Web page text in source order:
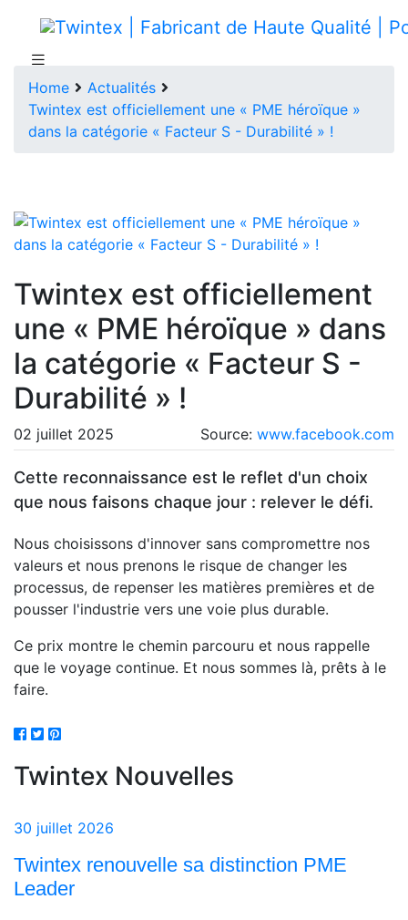
Home
Actualités
Twintex est officiellement une « PME héroïque »
dans la catégorie « Facteur S - Durabilité » !
Twintex est officiellement
une « PME héroïque » dans
la catégorie « Facteur S -
Durabilité » !
02 juillet 2025 Source: www.facebook.com
Cette reconnaissance est le reflet d'un choix
que nous faisons chaque jour : relever le défi.
Nous choisissons d'innover sans compromettre nos
valeurs et nous prenons le risque de changer les
processus, de repenser les matières premières et de
pousser l'industrie vers une voie plus durable.
Ce prix montre le chemin parcouru et nous rappelle
que le voyage continue. Et nous sommes là, prêts à le
faire.
Twintex Nouvelles
30 juillet 2026
Twintex renouvelle sa distinction PME
Leader